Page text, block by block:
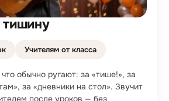
тишину
Учителям от класса
обычно ругают: за «тише!», за
за «дневники на стол». Звучит
после уроков — без